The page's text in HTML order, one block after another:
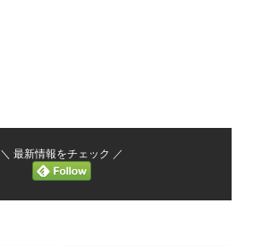
＼ 最新情報をチェック ／